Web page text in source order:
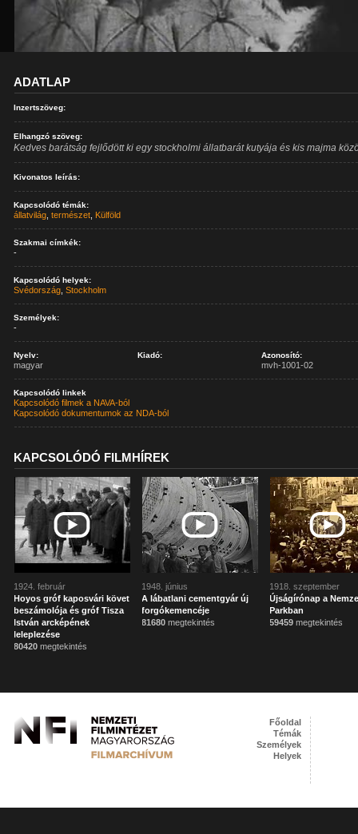
ADATLAP
Inzertszöveg:
Elhangzó szöveg:
Kedves barátság fejlődött ki egy stockholmi állatbarát kutyája és kis majma
Kivonatos leírás:
Kapcsolódó témák:
állatvilág ,természet Külföld
Szakmai címkék:
-
Kapcsolódó helyek:
Svédország ,Stockholm
Személyek:
-
Nyelv:
magyar
Kiadó: Azonosító:
mvh-1001-02
Kapcsolódó linkek
Kapcsolódó filmek a NAVA-ból
Kapcsolódó dokumentumok az NDA-ból
KAPCSOLÓDÓ FILMHÍREK
1924. február
Hoyos gróf kaposvári követ
beszámolója és gróf Tisza
István arcképének
leleplezése
80420 megtekintés
1948. június
A lábatlani cementgyár új
forgókemencéje
81680 megtekintés
1918. szeptember
Újságírónap a
Parkban
59459 megtekintés
Főoldal
Témák
Személyek
Helyek